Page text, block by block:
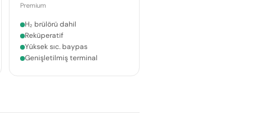
Premium
H₂ brülörü dahil
Reküperatif
Yüksek sıc. baypas
Genişletilmiş terminal